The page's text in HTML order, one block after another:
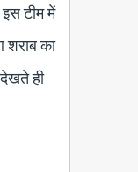
इस टीम में
शराब का
देखते ही